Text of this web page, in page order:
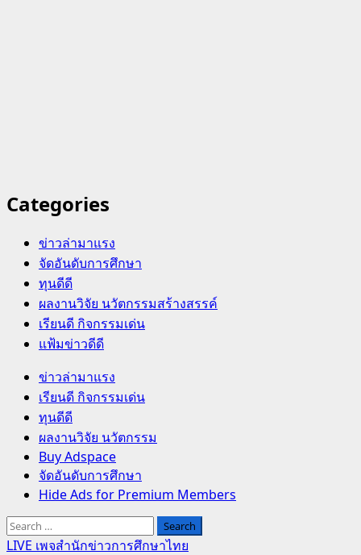
Categories
ข่าวล่ามาแรง
จัดอันดับการศึกษา
ทุนดีดี
ผลงานวิจัย นวัตกรรมสร้างสรรค์
เรียนดี กิจกรรมเด่น
แฟ้มข่าวดีดี
Primary
Menu
ข่าวล่ามาแรง
เรียนดี กิจกรรมเด่น
ทุนดีดี
ผลงานวิจัย นวัตกรรม
Buy Adspace
จัดอันดับการศึกษา
Hide Ads for Premium Members
Search
for:
LIVE เพจสำนักข่าวการศึกษาไทย